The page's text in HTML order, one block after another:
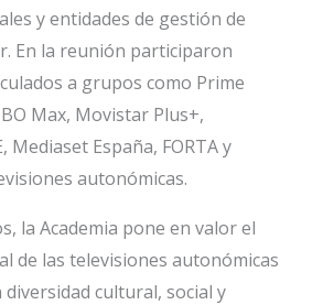
y entidades de gestión de
En la reunión participaron
a grupos como Prime
Max, Movistar Plus+,
Mediaset España, FORTA y
autonómicas.
la Academia pone en valor el
de las televisiones autonómicas
cultural, social y